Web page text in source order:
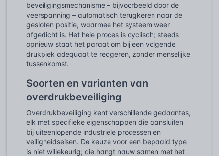
beveiligingsmechanisme – bijvoorbeeld door de
veerspanning – automatisch terugkeren naar de
gesloten positie, waarmee het systeem weer
afgedicht is. Het hele proces is cyclisch; steeds
opnieuw staat het paraat om bij een volgende
drukpiek adequaat te reageren, zonder menselijke
tussenkomst.
Soorten en varianten van
overdrukbeveiliging
Overdrukbeveiliging kent verschillende gedaantes,
elk met specifieke eigenschappen die aansluiten
bij uiteenlopende industriële processen en
veiligheidseisen. De keuze voor een bepaald type
is niet willekeurig; die hangt nauw samen met het